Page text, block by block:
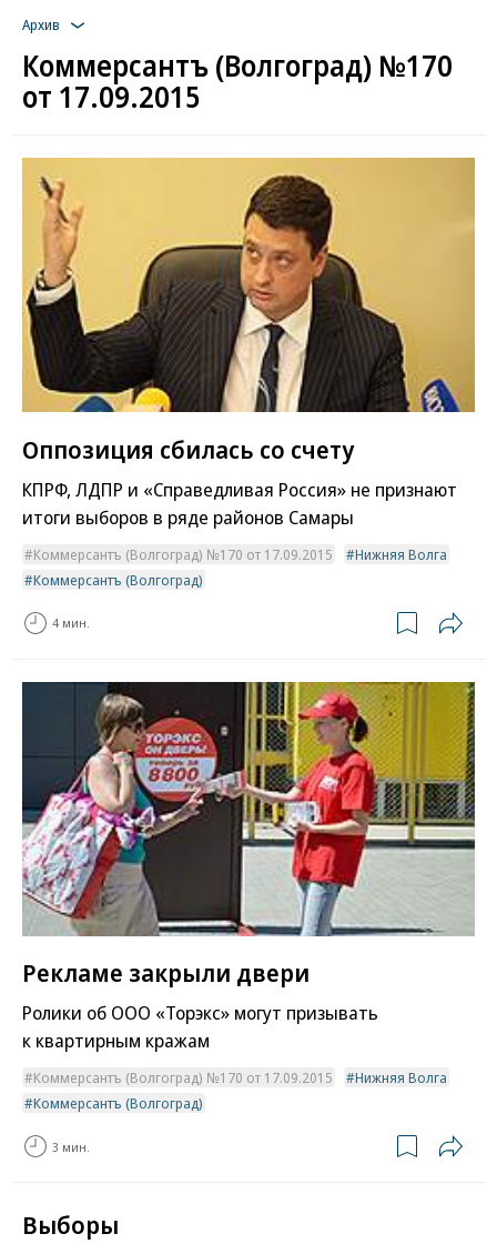
Архив
Коммерсантъ (Волгоград) №170
от 17.09.2015
Оппозиция сбилась со счету
КПРФ, ЛДПР и «Справедливая Россия» не признают
итоги выборов в ряде районов Самары
Коммерсантъ (Волгоград) №170 от 17.09.2015
Нижняя Волга
Коммерсантъ (Волгоград)
4 мин.
Рекламе закрыли двери
Ролики об ООО «Торэкс» могут призывать
к квартирным кражам
Коммерсантъ (Волгоград) №170 от 17.09.2015
Нижняя Волга
Коммерсантъ (Волгоград)
3 мин.
Выборы